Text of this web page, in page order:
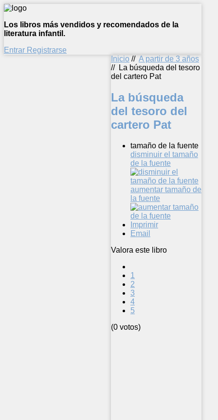
Los libros más vendidos y recomendados de la
literatura infantil.
Entrar Registrarse
Inicio // A partir de 3 años
// La búsqueda del tesoro
del cartero Pat
La búsqueda
del tesoro del
cartero Pat
tamaño de la fuente
disminuir el tamaño
de la fuente
aumentar tamaño de
la fuente
Imprimir
Email
Valora este libro
1
2
3
4
5
(0 votos)